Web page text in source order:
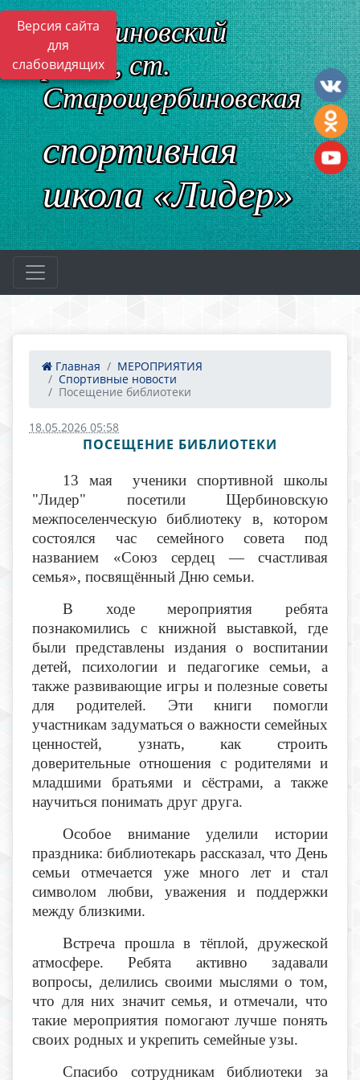
Версия сайта
для
слабовидящих
Щербиновский
район, ст.
Старощербиновская
спортивная
школа «Лидер»
Главная
МЕРОПРИЯТИЯ
Спортивные новости
Посещение библиотеки
18.05.2026 05:58
ПОСЕЩЕНИЕ БИБЛИОТЕКИ
13 мая ученики спортивной школы
"Лидер" посетили Щербиновскую
межпоселенческую библиотеку в, котором
состоялся час семейного совета под
названием «Союз сердец — счастливая
семья», посвящённый Дню семьи.
В ходе мероприятия ребята
познакомились с книжной выставкой, где
были представлены издания о воспитании
детей, психологии и педагогике семьи, а
также развивающие игры и полезные советы
для родителей. Эти книги помогли
участникам задуматься о важности семейных
ценностей, узнать, как строить
доверительные отношения с родителями и
младшими братьями и сёстрами, а также
научиться понимать друг друга.
Особое внимание уделили истории
праздника: библиотекарь рассказал, что День
семьи отмечается уже много лет и стал
символом любви, уважения и поддержки
между близкими.
Встреча прошла в тёплой, дружеской
атмосфере. Ребята активно задавали
вопросы, делились своими мыслями о том,
что для них значит семья, и отмечали, что
такие мероприятия помогают лучше понять
своих родных и укрепить семейные узы.
Спасибо сотрудникам библиотеки за